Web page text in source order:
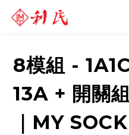
8模組 -
13A + 開關
｜MY